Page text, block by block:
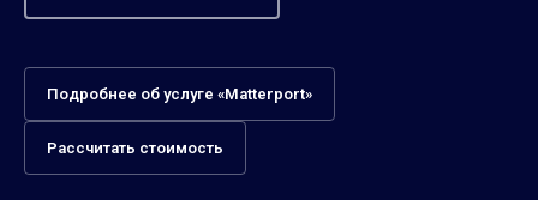
Подробнее об услуге «Matterport»
Рассчитать стоимость